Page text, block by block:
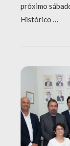
próximo
Histórico …